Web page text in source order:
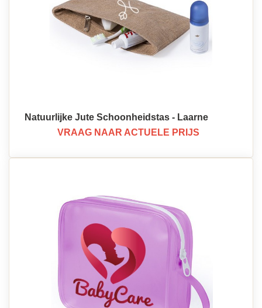
Natuurlijke Jute Schoonheidstas - Laarne
VRAAG NAAR ACTUELE PRIJS